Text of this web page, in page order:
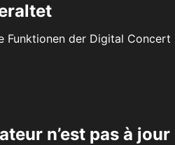
Funktionen der Digital
n’est pas à jour